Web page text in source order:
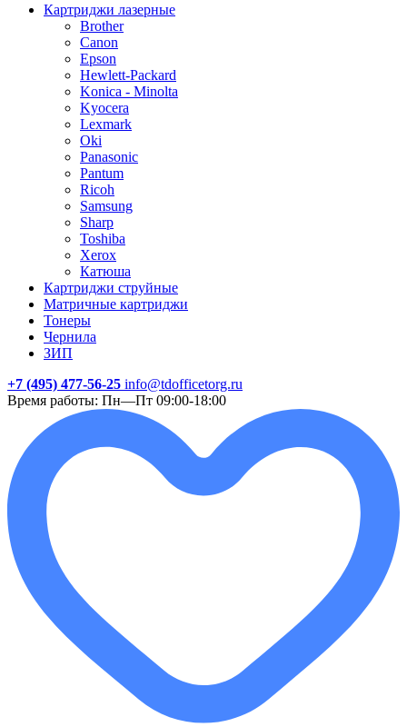
Картриджи лазерные
Brother
Canon
Epson
Hewlett-Packard
Konica - Minolta
Kyocera
Lexmark
Oki
Panasonic
Pantum
Ricoh
Samsung
Sharp
Toshiba
Xerox
Катюша
Картриджи струйные
Матричные картриджи
Тонеры
Чернила
ЗИП
+7 (495) 477-56-25 info@tdofficetorg.ru
Время работы: Пн—Пт 09:00-18:00